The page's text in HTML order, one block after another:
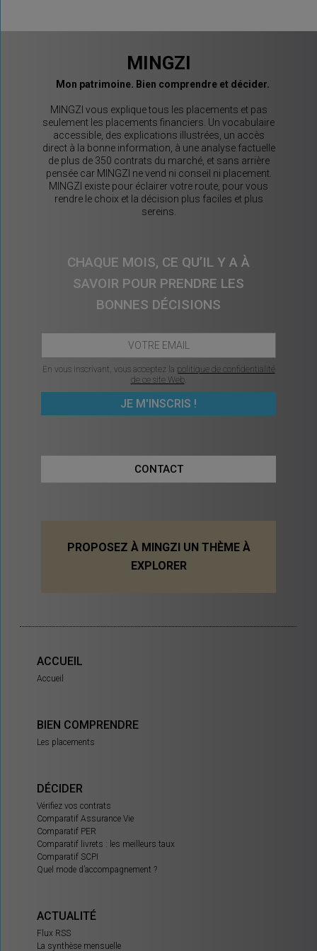
MINGZI
Mon patrimoine. Bien comprendre et décider.
MINGZI vous explique tous les placements et pas
seulement les placements financiers. Un vocabulaire
accessible, des explications illustrées, un accès
direct à la bonne information, à une analyse factuelle
de plus de 350 contrats du marché, et sans arrière
pensée car MINGZI ne vend ni conseil ni placement.
MINGZI existe pour éclairer votre route, pour vous
rendre le choix et la décision plus faciles et plus
sereins.
CHAQUE MOIS, CE QU’IL Y A À
SAVOIR POUR PRENDRE LES
BONNES DÉCISIONS
En vous inscrivant, vous acceptez la politique de confidentialité
de ce site Web.
CONTACT
PROPOSEZ À MINGZI UN THÈME À
EXPLORER
ACCUEIL
Accueil
BIEN COMPRENDRE
Les placements
DÉCIDER
Vérifiez vos contrats
Comparatif Assurance Vie
Comparatif PER
Comparatif livrets : les meilleurs taux
Comparatif SCPI
Quel mode d’accompagnement ?
ACTUALITÉ
Flux RSS
La synthèse mensuelle